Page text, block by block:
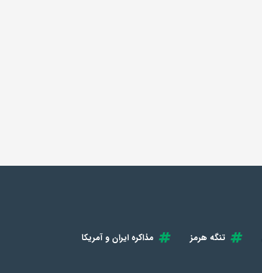
تنگه هرمز
مذاکره ایران و آمریکا